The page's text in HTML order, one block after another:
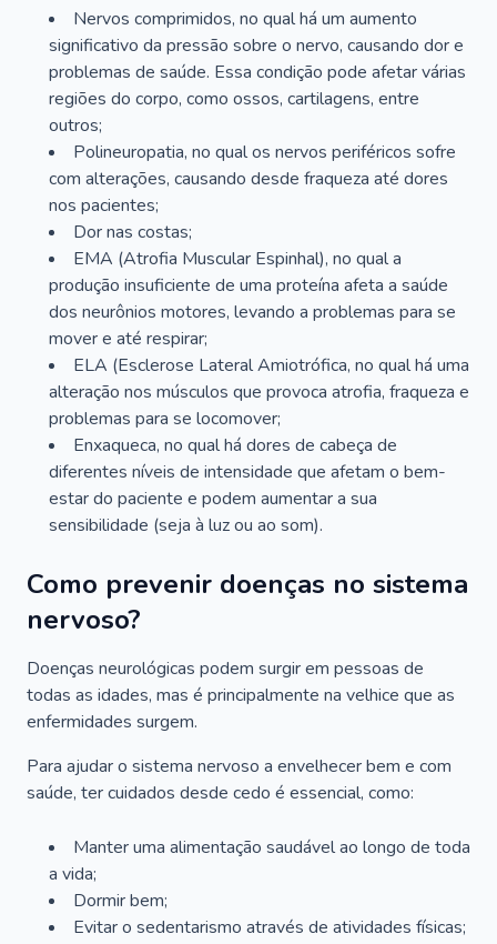
Nervos comprimidos, no qual há um aumento
significativo da pressão sobre o nervo, causando dor e
problemas de saúde. Essa condição pode afetar várias
regiões do corpo, como ossos, cartilagens, entre
outros;
Polineuropatia, no qual os nervos periféricos sofre
com alterações, causando desde fraqueza até dores
nos pacientes;
Dor nas costas;
EMA (Atrofia Muscular Espinhal), no qual a
produção insuficiente de uma proteína afeta a saúde
dos neurônios motores, levando a problemas para se
mover e até respirar;
ELA (Esclerose Lateral Amiotrófica, no qual há uma
alteração nos músculos que provoca atrofia, fraqueza e
problemas para se locomover;
Enxaqueca, no qual há dores de cabeça de
diferentes níveis de intensidade que afetam o bem-
estar do paciente e podem aumentar a sua
sensibilidade (seja à luz ou ao som).
Como prevenir doenças no sistema
nervoso?
Doenças neurológicas podem surgir em pessoas de
todas as idades, mas é principalmente na velhice que as
enfermidades surgem.
Para ajudar o sistema nervoso a envelhecer bem e com
saúde, ter cuidados desde cedo é essencial, como:
Manter uma alimentação saudável ao longo de toda
a vida;
Dormir bem;
Evitar o sedentarismo através de atividades físicas;